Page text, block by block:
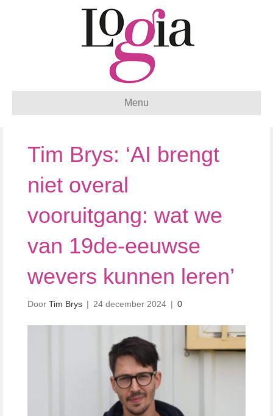
Menu
Tim Brys: ‘AI brengt
niet overal
vooruitgang: wat we
van 19de-eeuwse
wevers kunnen leren’
Door Tim Brys | 24 december 2024 | 0